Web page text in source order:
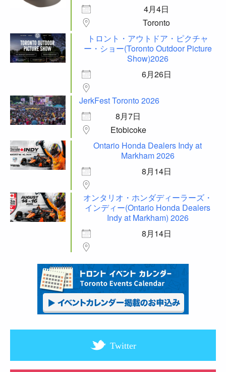
4月4日
Toronto
トロント・アウトドア・ピクチャ
ー・ショー(Toronto Outdoor Picture
Show)2026
6月26日
JerkFest Toronto 2026
8月7日
Etobicoke
Ontario Honda Dealers Indy at
Markham 2026
8月14日
オンタリオ・ホンダディーラーズ・
インディー(Ontario Honda Dealers
Indy at Markham) 2026
8月14日
Twitter